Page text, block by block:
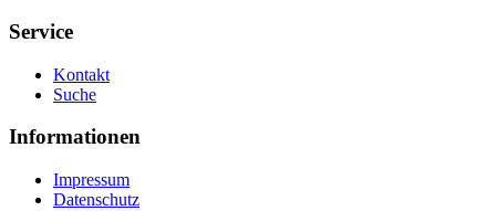
Service
Kontakt
Suche
Informationen
Impressum
Datenschutz